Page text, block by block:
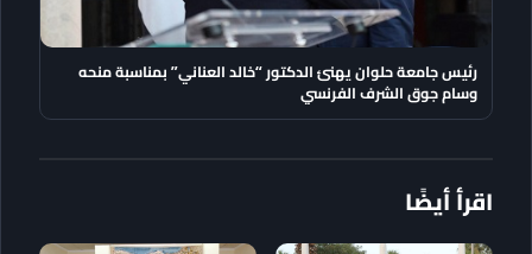
رئيس جامعة حلوان يهنئ الدكتور “خالد العناني” بمناسبة منحه
وسام جوق الشرف الفرنسي
اقرأ أيضًا